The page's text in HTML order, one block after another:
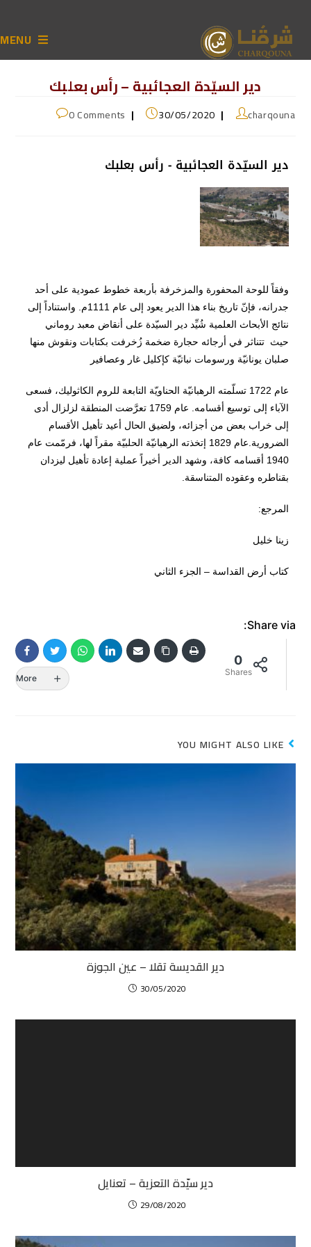
MENU
دير السيّدة العجائبية – رأس بعلبك
charqouna
30/05/2020
0 Comments
دير السيّدة العجائبية - رأس بعلبك
وفقاً للوحة المحفورة والمزخرفة بأربعة خطوط عمودية على أحد
جدرانه، فإنّ تاريخ بناء هذا الدير يعود إلى عام 1111م. واستناداً إلى
نتائج الأبحاث العلمية شُيِّد دير السيّدة على أنقاض معبد روماني
حيث تتناثر في أرجائه حجارة ضخمة زُخرفت بكتابات ونقوش منها
صلبان يونانيّة ورسومات نباتيّة كإكليل غار وعصافير
عام 1722 تسلّمته الرهبانيّة الحناويّة التابعة للروم الكاثوليك، فسعى
الآباء إلى توسيع أقسامه. عام 1759 تعرَّضت المنطقة لزلزال أدى
إلى خراب بعض من أجزائه، ولضيق الحال أعيد تأهيل الأقسام
الضرورية.عام 1829 إتخذته الرهبانيّة الحلبيّة مقراً لها، فرمّمت عام
1940 أقسامه كافة، وشهد الدير أخيراً عملية إعادة تأهيل ليزدان
بقناطره وعقوده المتناسقة.
المرجع:
زينا خليل
كتاب أرض القداسة – الجزء الثاني
Share via:
0
Shares
More
YOU MIGHT ALSO LIKE
دير القديسة تقلا – عين الجوزة
30/05/2020
دير سيّدة التعزية – تعنايل
29/08/2020